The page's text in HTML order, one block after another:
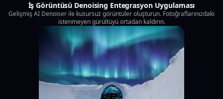
İş Görüntüsü Denoising Entegrasyon Uygulaması
Gelişmiş AI Denoiser ile kusursuz görüntüler oluşturun. Fotoğraflarınızdaki
istenmeyen gürültüyü ortadan kaldırın.